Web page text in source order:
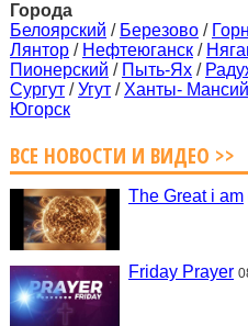
Города
Белоярский / Березово /
Лянтор / Нефтеюганск /
Пионерский / Пыть-Ях /
Сургут /Угут / Ханты-
Югорск
ВСЕ НОВОСТИ И ВИДЕО >>
The Great i am
Friday Prayer